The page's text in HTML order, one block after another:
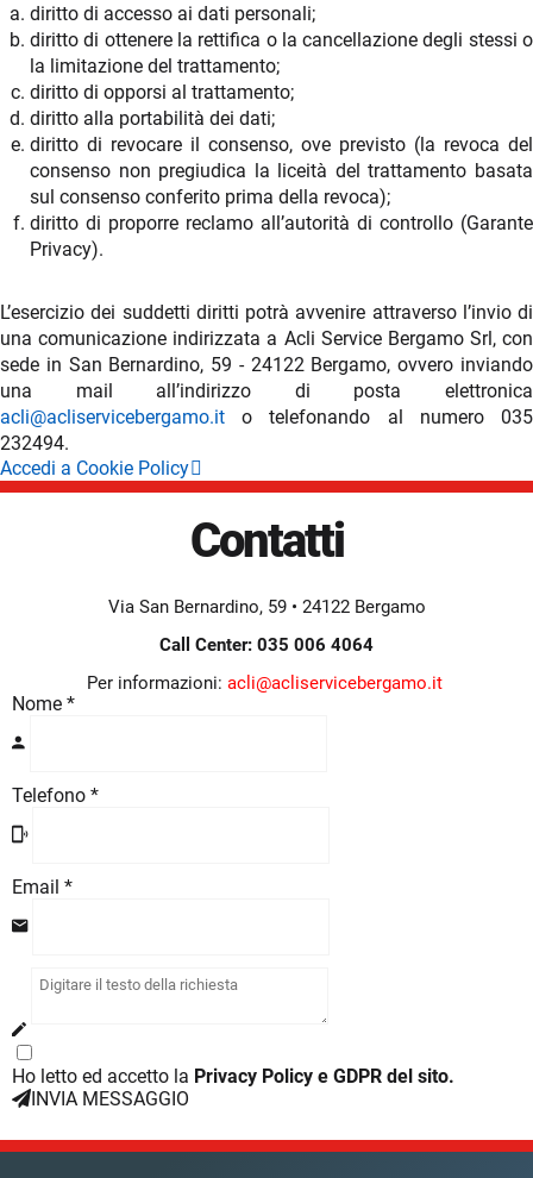
diritto di accesso ai dati personali;
diritto di ottenere la rettifica o la cancellazione degli stessi o
la limitazione del trattamento;
diritto di opporsi al trattamento;
diritto alla portabilità dei dati;
diritto di revocare il consenso, ove previsto (la revoca del
consenso non pregiudica la liceità del trattamento basata
sul consenso conferito prima della revoca);
diritto di proporre reclamo all’autorità di controllo (Garante
Privacy).
L’esercizio dei suddetti diritti potrà avvenire attraverso l’invio di
una comunicazione indirizzata a Acli Service Bergamo Srl, con
sede in San Bernardino, 59 - 24122 Bergamo, ovvero inviando
una mail all’indirizzo di posta elettronica
acli@acliservicebergamo.it o telefonando al numero 035
232494.
Accedi a Cookie Policy
Contatti
Via San Bernardino, 59 • 24122 Bergamo
Call Center: 035 006 4064
Per informazioni: acli@acliservicebergamo.it
Nome *
Telefono *
Email *
Ho letto ed accetto la Privacy Policy e GDPR del sito.
INVIA MESSAGGIO